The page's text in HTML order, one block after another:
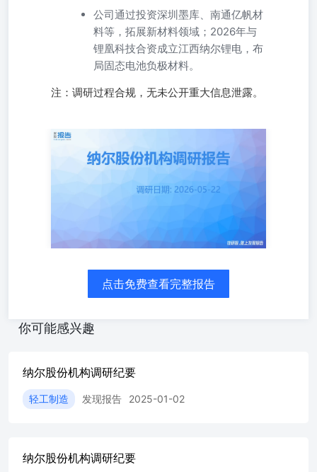
公司通过投资深圳墨库、南通亿帆材
料等，拓展新材料领域；2026年与
锂凰科技合资成立江西纳尔锂电，布
局固态电池负极材料。
注：调研过程合规，无未公开重大信息泄露。
调研日期: 2026-05-22 上海纳尔实业股份有限公司成立于
2002年,是一家精密涂布材料供应商,也是国内领先的公司之
一。公司凭借科学的治理结构、高效的供应链管理和不断的
创新追求,为全球90多个国家及地区的客户提供品质稳定的
产品和优质可靠的服务。近年来,公司不断扩大在数码喷
细化工领域,实现相关产业多元化、多赛道的发展。历经十
高科技龙头企业。未来,纳尔股份将以全球视野,不断在精密
涂布技术及精细化工领域进行创新与探索,开发更符合自然
与人类幸福生活空间的产品。公司将继续秉持“品质第一、
品及服务,为社会创造舒适、安全、美好的生活环境,努力成
主要业务为数码喷绘材料、汽车功能膜等产品。公司目前发
展的主要策略为“新材料、新能源”双驱动。“新材料”领域,数
码喷绘材料业务积极拓展市场提升市场占有率,汽车保护
技有限公司投资,并合资成立纳尔锂电,推进硅碳负极前驱体
点击免费查看完整报告
你可能感兴趣
纳尔股份机构调研纪要
轻工制造 发现报告 2025-01-02
纳尔股份机构调研纪要